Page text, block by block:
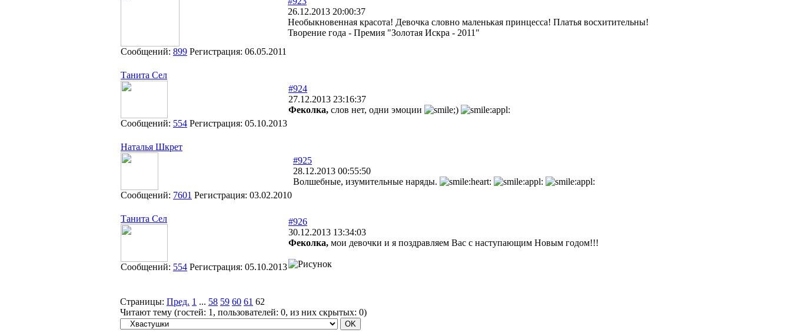
Сообщений: 899 Регистрация: 06.05.2011
26.12.2013 20:00:37
Необыкновенная красота! Девочка словно маленькая принцесса! Платья восхитительны!
Творение года - Премия "Золотая Искра - 2011"
Танита Сел
Сообщений: 554 Регистрация: 05.10.2013
#924
27.12.2013 23:16:37
Феколка, слов нет, одни эмоции
Наталья Шкрет
Сообщений: 7601 Регистрация: 03.02.2010
#925
28.12.2013 00:55:50
Волшебные, изумительные наряды.
Танита Сел
Сообщений: 554 Регистрация: 05.10.2013
#926
30.12.2013 13:34:03
Феколка, мои девочки и я поздравляем Вас с наступающим Новым годом!!!
Страницы: Пред. 1 ... 58 59 60 61 62
Читают тему (гостей: 1 , пользователей: 0, из них скрытых: 0)